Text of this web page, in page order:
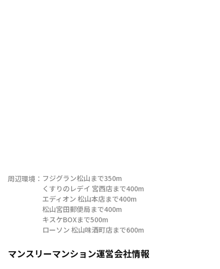
周辺環境： フジグラン松山まで350m
くすりのレデイ 宮西店まで400m
エディオン 松山本店まで400m
松山宮田郵便局まで400m
キスケBOXまで500m
ローソン 松山味酒町店まで600m
マンスリーマンション運営会社情報